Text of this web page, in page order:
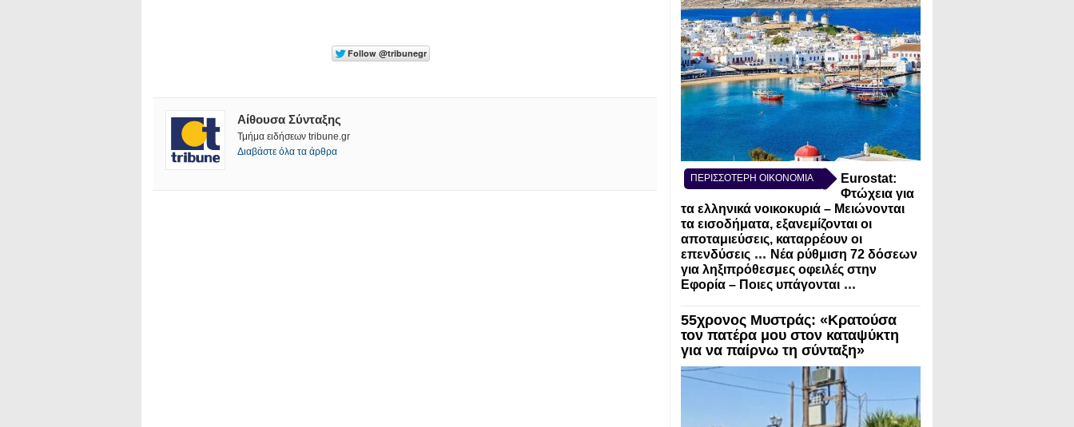
ΠΕΡΙΣΣΟΤΕΡΗ ΟΙΚΟΝΟΜΙΑ
Eurostat:
Φτώχεια για
τα ελληνικά νοικοκυριά – Μειώνονται
τα εισοδήματα, εξανεμίζονται οι
αποταμιεύσεις, καταρρέουν οι
επενδύσεις ... Νέα ρύθμιση 72 δόσεων
για ληξιπρόθεσμες οφειλές στην
Εφορία – Ποιες υπάγονται ...
55χρονος Μυστράς: «Κρατούσα
τον πατέρα μου στον καταψύκτη
για να παίρνω τη σύνταξη»
Αίθουσα Σύνταξης
Τμήμα ειδήσεων tribune.gr
Διαβάστε όλα τα άρθρα